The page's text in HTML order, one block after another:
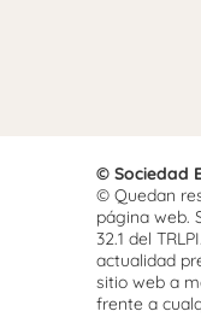
© Sociedad
© Quedan
página web.
32.1 del
actualidad
sitio web a
frente a